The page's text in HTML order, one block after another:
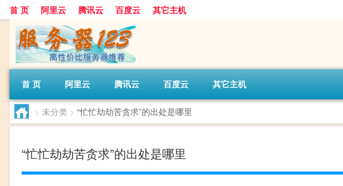
首 页 阿里云 腾讯云 百度云 其它主机
首 页 阿里云 腾讯云 百度云 其它主机
> 未分类 > “忙忙劫劫苦贪求”的出处是哪里
“忙忙劫劫苦贪求”的出处是哪里